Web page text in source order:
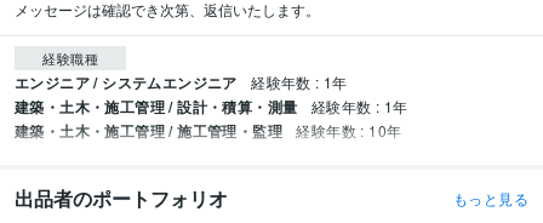
経験職種
エンジニア / システムエンジニア 経験年数 : 1年
建築・土木・施工管理 / 設計・積算・測量 経験年数 : 1年
建築・土木・施工管理 / 施工管理・監理 経験年数 : 10年
出品者のポートフォリオ もっと見る